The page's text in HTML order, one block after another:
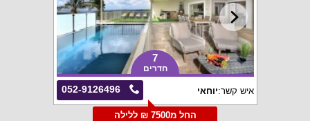
7
חדרים
052-9126496 איש קשר:יוחאי
החל מ7500 ₪ ללילה